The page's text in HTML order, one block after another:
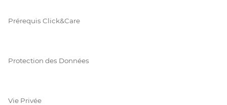
Prérequis Click&Care
Protection des Données
Vie Privée